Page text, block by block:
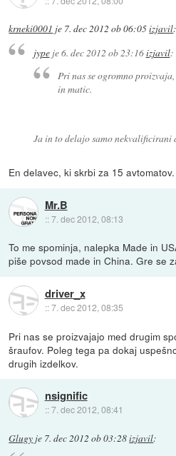
krneki0001 je 7. dec 2012 ob 06:05izjavil:
jypeje6. dec 2012 ob 23:16izjavil:
Pri nas se ogromno
in matic.
Ja in to delajo samo nekvalificirani
En delavec, ki skrbi za 15 avtomatov.
Mr.B
::7. dec 2012, 08:13
To me spominja, nalepka Made in
piše povsod made in China. Gre se
driver_x
::7. dec 2012, 08:35
Pri nas se proizvajajo med drugim
šraufov. Poleg tega pa dokaj
drugih izdelkov.
nsignific
::7. dec 2012, 08:41
Glugy je 7. dec 2012 ob 03:28izjavil: